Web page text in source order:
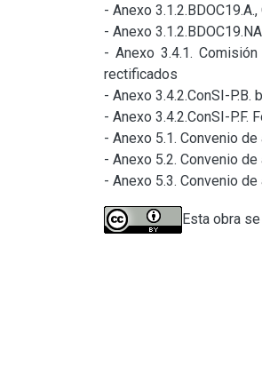
- Anexo
- Anexo
- Anexo 3.4.1.
rectificados
- Anexo 3.4.2.ConSI-
- Anexo 3.4.2.ConSI-
- Anexo 5.1. Convenio
- Anexo 5.2. Convenio
- Anexo 5.3. Convenio
Esta obra